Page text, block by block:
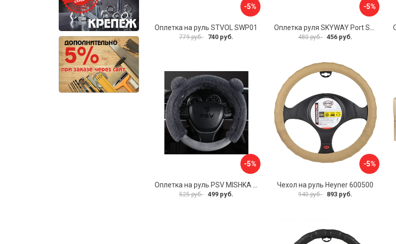
-5%
Оплетка на руль STVOL SWP01
779 руб. 740 руб.
-5%
480 руб. 456 руб.
-5%
Оплетка на руль PSV MISHKA Premium 136096
525 руб. 499 руб.
-5%
Чехол на руль Heyner 600500
940 руб. 893 руб.